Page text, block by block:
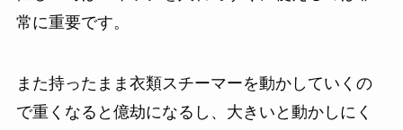
常に重要です。
また持ったまま衣類スチーマーを動かしていくの
で重くなると億劫になるし、大きいと動かしにく